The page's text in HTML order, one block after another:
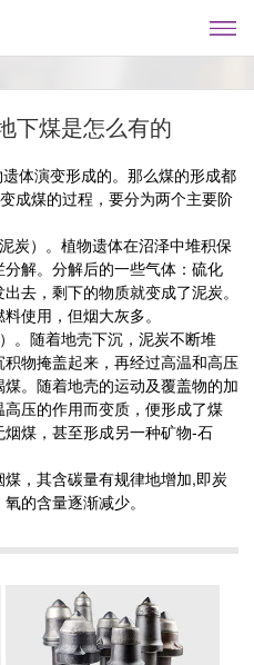
下煤是怎么有的
体演变形成的。那么煤的形成都
成煤的过程，要分为两个主要阶
炭）。植物遗体在沼泽中堆积保
解。分解后的一些气体：硫化
去，剩下的物质就变成了泥炭。
使用，但烟大灰多。
。随着地壳下沉，泥炭不断堆
物掩盖起来，再经过高温和高压
。随着地壳的运动及覆盖物的加
压的作用而变质，便形成了煤
煤，甚至形成另一种矿物-石
，其含碳量有规律地增加,即炭
的含量逐渐减少。